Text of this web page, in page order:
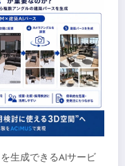
生成できるAIサービ